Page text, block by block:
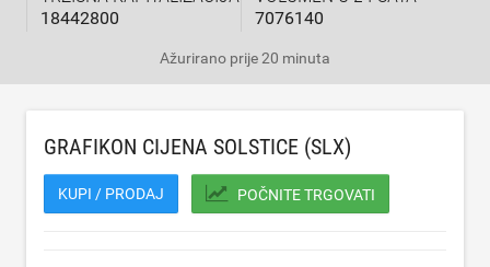
18442800 7076140
Ažurirano prije 20 minuta
GRAFIKON CIJENA SOLSTICE (SLX)
KUPI / PRODAJ POČNITE TRGOVATI